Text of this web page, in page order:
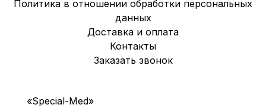
Политика в отношении обработки персональных
данных
Доставка и оплата
Контакты
Заказать звонок
«Special-Med»